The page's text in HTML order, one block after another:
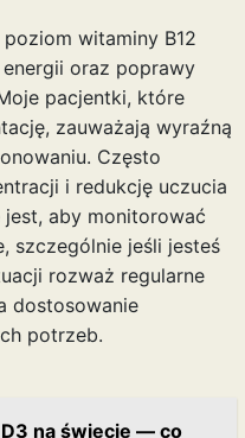
witaminy B12
oraz poprawy
pacjentki, które
zauważają wyraźną
Często
i redukcję uczucia
aby monitorować
szczególnie jeśli jesteś
rozważ regularne
dostosowanie
potrzeb.
na świecie — co